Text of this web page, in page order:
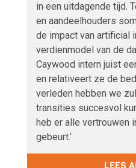
in een uitdagende tijd.
en aandeelhouders
de impact van artificial
verdienmodel van de
Caywood intern juist
en relativeert ze de
verleden hebben we
transities succesvol
heb er alle vertrouwen
gebeurt.’